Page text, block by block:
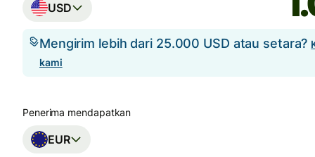
USD
Mengirim lebih dari 25.000 USD atau setara?
kami
Penerima mendapatkan
EUR